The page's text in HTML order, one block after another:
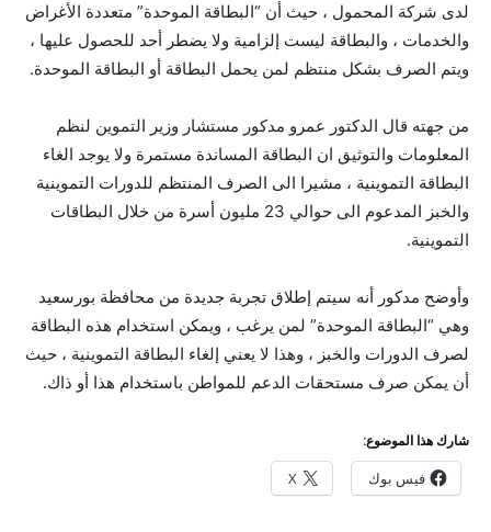
لدى شركة المحمول ، حيث أن “البطاقة الموحدة” متعددة الأغراض
والخدمات ، والبطاقة ليست إلزامية ولا يضطر أحد للحصول عليها ،
ويتم الصرف بشكل منتظم لمن يحمل البطاقة أو البطاقة الموحدة.
من جهته قال الدكتور عمرو مدكور مستشار وزير التموين لنظم
المعلومات والتوثيق ان البطاقة المساندة مستمرة ولا يوجد الغاء
البطاقة التموينية ، مشيرا الى الصرف المنتظم للدورات التموينية
والخبز المدعوم الى حوالي 23 مليون أسرة من خلال البطاقات
التموينية.
وأوضح مدكور أنه سيتم إطلاق تجربة جديدة من محافظة بورسعيد
وهي “البطاقة الموحدة” لمن يرغب ، ويمكن استخدام هذه البطاقة
لصرف الدورات والخبز ، وهذا لا يعني إلغاء البطاقة التموينية ، حيث
أن يمكن صرف مستحقات الدعم للمواطن باستخدام هذا أو ذاك.
شارك هذا الموضوع:
فيس بوك X